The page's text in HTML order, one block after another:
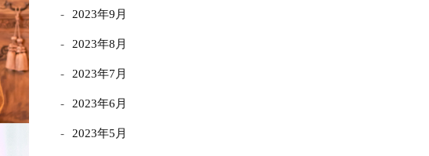
2023年9月
2023年8月
2023年7月
2023年6月
2023年5月